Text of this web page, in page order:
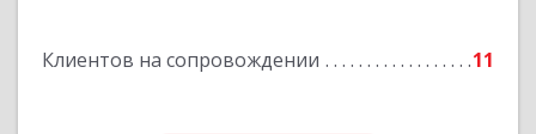
Клиентов на сопровождении 11